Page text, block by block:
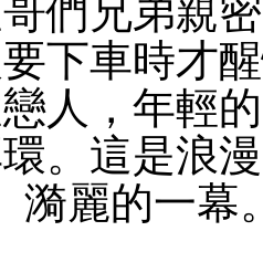
們兄弟親
下車時才
人，年輕
。這是浪
漪麗的一幕